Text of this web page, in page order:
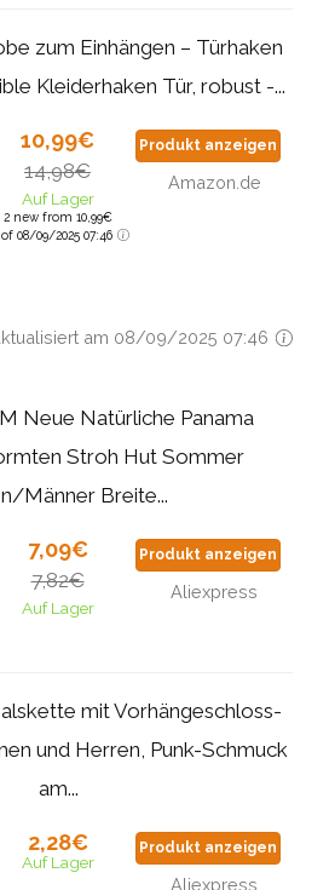
zum Einhängen – Türhaken
Kleiderhaken Tür, robust -...
10,99€
14,98€
Auf Lager
2 new from 10,99€
08/09/2025 07:46
Produkt anzeigen
Amazon.de
am 08/09/2025 07:46
Neue Natürliche Panama
Stroh Hut Sommer
Männer Breite...
7,09€
7,82€
Auf Lager
Produkt anzeigen
Aliexpress
mit Vorhängeschloss-
und Herren, Punk-Schmuck
am...
2,28€
Auf Lager
Produkt anzeigen
Aliexpress